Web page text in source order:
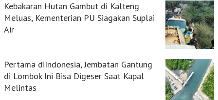
Kebakaran Hutan Gambut di Kalteng
Meluas, Kementerian PU Siagakan Suplai
Air
Pertama diIndonesia, Jembatan Gantung
di Lombok Ini Bisa Digeser Saat Kapal
Melintas